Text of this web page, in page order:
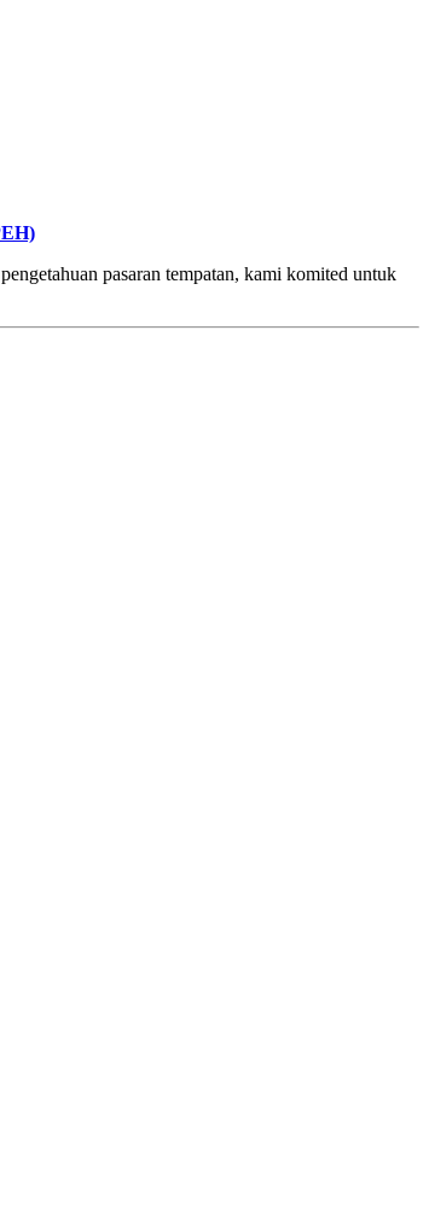
pasaran tempatan, kami komited untuk